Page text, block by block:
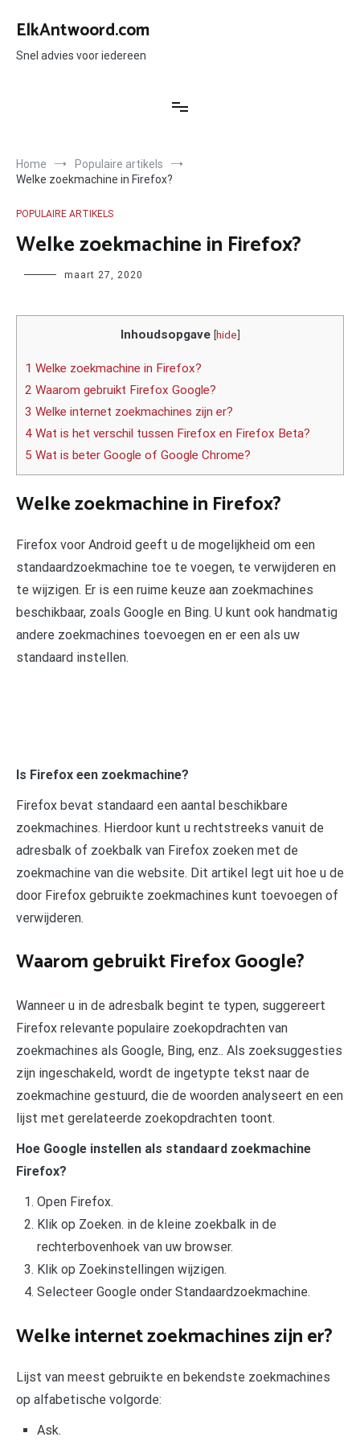
naar
inhoud
ElkAntwoord.com
Snel advies voor iedereen
Home
Populaire artikels
Welke zoekmachine in Firefox?
POPULAIRE ARTIKELS
Welke zoekmachine in Firefox?
Author maart 27, 2020
Inhoudsopgave [hide]
1 Welke zoekmachine in Firefox?
2 Waarom gebruikt Firefox Google?
3 Welke internet zoekmachines zijn er?
4 Wat is het verschil tussen Firefox en Firefox Beta?
5 Wat is beter Google of Google Chrome?
Welke zoekmachine in Firefox?
Firefox voor Android geeft u de mogelijkheid om een
standaardzoekmachine toe te voegen, te verwijderen en
te wijzigen. Er is een ruime keuze aan zoekmachines
beschikbaar, zoals Google en Bing. U kunt ook handmatig
andere zoekmachines toevoegen en er een als uw
standaard instellen.
Is Firefox een zoekmachine?
Firefox bevat standaard een aantal beschikbare
zoekmachines. Hierdoor kunt u rechtstreeks vanuit de
adresbalk of zoekbalk van Firefox zoeken met de
zoekmachine van die website. Dit artikel legt uit hoe u de
door Firefox gebruikte zoekmachines kunt toevoegen of
verwijderen.
Waarom gebruikt Firefox Google?
Wanneer u in de adresbalk begint te typen, suggereert
Firefox relevante populaire zoekopdrachten van
zoekmachines als Google, Bing, enz.. Als zoeksuggesties
zijn ingeschakeld, wordt de ingetypte tekst naar de
zoekmachine gestuurd, die de woorden analyseert en een
lijst met gerelateerde zoekopdrachten toont.
Hoe Google instellen als standaard zoekmachine
Firefox?
Open Firefox.
Klik op Zoeken. in de kleine zoekbalk in de
rechterbovenhoek van uw browser.
Klik op Zoekinstellingen wijzigen.
Selecteer Google onder Standaardzoekmachine.
Welke internet zoekmachines zijn er?
Lijst van meest gebruikte en bekendste zoekmachines
op alfabetische volgorde:
Ask.